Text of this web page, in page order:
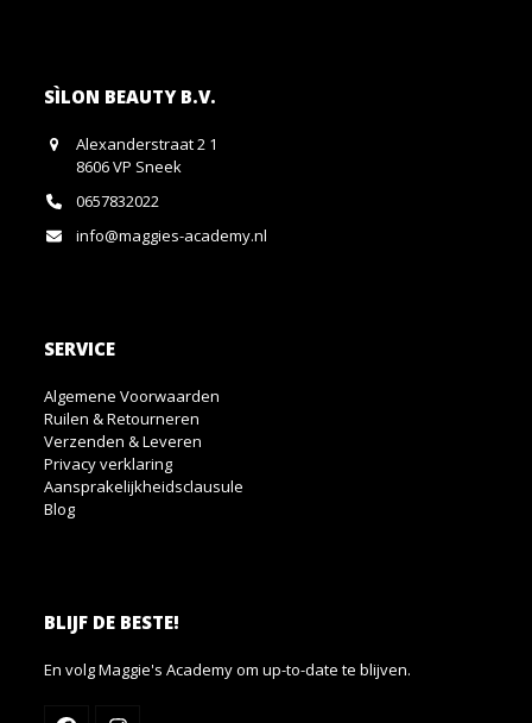
SÌLON BEAUTY B.V.
Alexanderstraat 2 1
8606 VP Sneek
0657832022
info@maggies-academy.nl
SERVICE
Algemene Voorwaarden
Ruilen & Retourneren
Verzenden & Leveren
Privacy verklaring
Aansprakelijkheidsclausule
Blog
BLIJF DE BESTE!
En volg Maggie's Academy om up-to-date te blijven.